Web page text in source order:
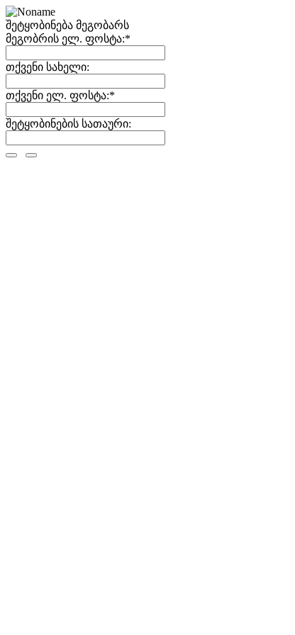
შეტყობინება მეგობარს
მეგობრის ელ. ფოსტა:*
თქვენი სახელი:
თქვენი ელ. ფოსტა:*
შეტყობინების სათაური: